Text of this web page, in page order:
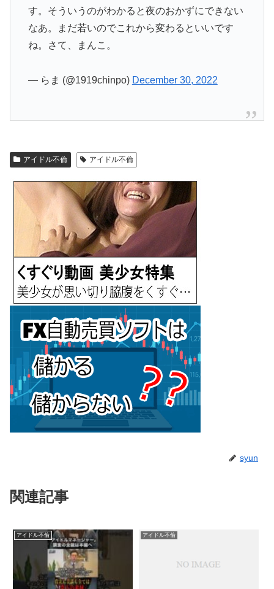
す。そういうのがわかると夜のおかずにできない
なあ。まだ若いのでこれから変わるといいです
ね。さて、まんこ。
— らま (@1919chinpo) December 30, 2022
アイドル不倫 アイドル不倫
syun
関連記事
アイドル不倫 アイドル不倫